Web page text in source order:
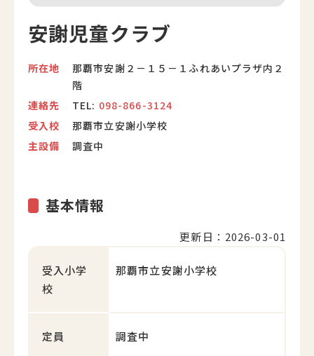
安謝児童クラブ
所在地
那覇市安謝２－１５－１ふれあいプラザ内２
階
連絡先
TEL: 098-866-3124
受入校
那覇市立安謝小学校
主設備
調査中
基本情報
更新日：2026-03-01
受入小学
校
那覇市立安謝小学校
定員 調査中